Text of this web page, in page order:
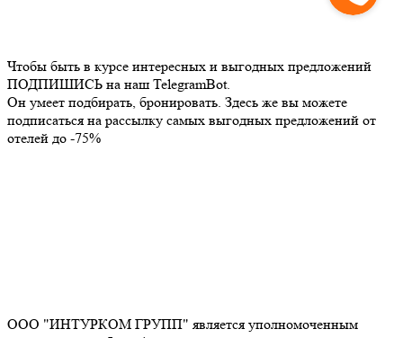
Чтобы быть в курсе интересных и выгодных предложений
ПОДПИШИСЬ на наш TelegramBot.
Он умеет подбирать, бронировать. Здесь же вы можете
подписаться на рассылку самых выгодных предложений от
отелей до -75%
ООО "ИНТУРКОМ ГРУПП" является уполномоченным